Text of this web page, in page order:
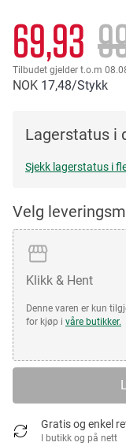
69,93
Tilbudet gjelder t.o.m
NOK 1748/Stykk
Lagerstatus i
Sjekk lagerstatus i
Velg
Klikk & Hent
Denne varen er kun
for kjøp i våre butikker.
Gratis og enkel
I butikk og på nett
the
images
gallery